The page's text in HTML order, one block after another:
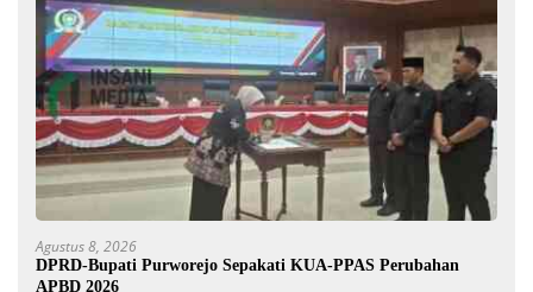
Agustus 8, 2026
DPRD-Bupati Purworejo Sepakati KUA-PPAS Perubahan
APBD 2026